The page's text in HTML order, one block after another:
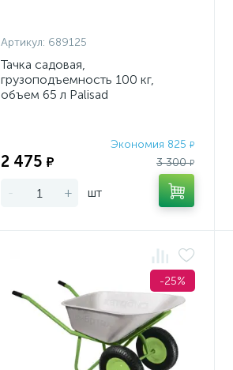
Артикул: 689125
Тачка садовая,
грузоподъемность 100 кг,
объем 65 л Palisad
Экономия 825 ₽
2 475 ₽ 3 300₽
- + шт
-25%